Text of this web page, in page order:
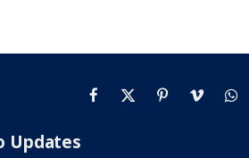
Facebook
X
PinterestVimeo
Updates